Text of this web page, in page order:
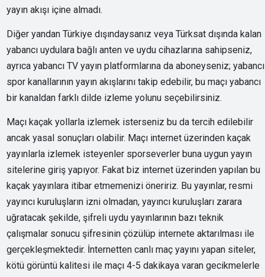
yayın akışı içine almadı.
Diğer yandan Türkiye dışındaysanız veya Türksat dışında kalan
yabancı uydulara bağlı anten ve uydu cihazlarına sahipseniz,
ayrıca yabancı TV yayın platformlarına da aboneyseniz; yabancı
spor kanallarının yayın akışlarını takip edebilir, bu maçı yabancı
bir kanaldan farklı dilde izleme yolunu seçebilirsiniz.
Maçı kaçak yollarla izlemek isterseniz bu da tercih edilebilir
ancak yasal sonuçları olabilir. Maçı internet üzerinden kaçak
yayınlarla izlemek isteyenler sporseverler buna uygun yayın
sitelerine giriş yapıyor. Fakat biz internet üzerinden yapılan bu
kaçak yayınlara itibar etmemenizi öneririz. Bu yayınlar, resmi
yayıncı kuruluşların izni olmadan, yayıncı kuruluşları zarara
uğratacak şekilde, şifreli uydu yayınlarının bazı teknik
çalışmalar sonucu şifresinin çözülüp internete aktarılması ile
gerçekleşmektedir. İnternetten canlı maç yayını yapan siteler,
kötü görüntü kalitesi ile maçı 4-5 dakikaya varan gecikmelerle